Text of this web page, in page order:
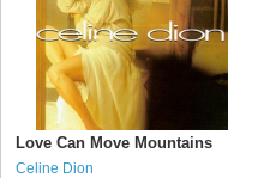
Love Can Move Mountains
Celine Dion